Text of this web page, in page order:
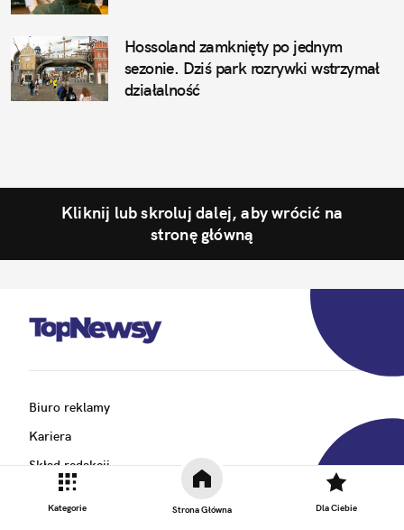
Kategorie Strona Główna Dla Ciebie
Hossoland zamknięty po jednym
sezonie. Dziś park rozrywki wstrzymał
działalność
Kliknij lub skroluj dalej, aby wrócić na
stronę główną
Biuro reklamy
Kariera
Skład redakcji
Kontakt